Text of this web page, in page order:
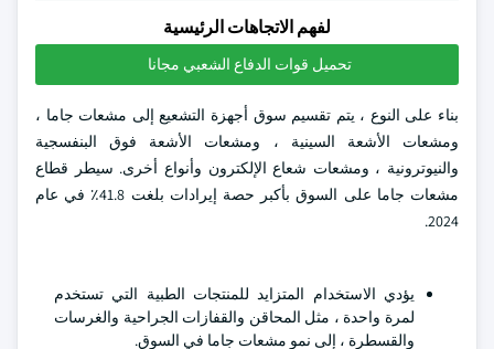
لفهم الاتجاهات الرئيسية
تحميل قوات الدفاع الشعبي مجانا
بناء على النوع ، يتم تقسيم سوق أجهزة التشعيع إلى مشعات جاما ،
ومشعات الأشعة السينية ، ومشعات الأشعة فوق البنفسجية
والنيوترونية ، ومشعات شعاع الإلكترون وأنواع أخرى. سيطر قطاع
مشعات جاما على السوق بأكبر حصة إيرادات بلغت 41.8٪ في عام
2024.
يؤدي الاستخدام المتزايد للمنتجات الطبية التي تستخدم
لمرة واحدة ، مثل المحاقن والقفازات الجراحية والغرسات
والقسطرة ، إلى نمو مشعات جاما في السوق.